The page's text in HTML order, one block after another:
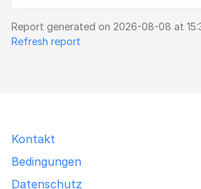
Report generated on 2026-08-08 at
Refresh report
Kontakt
Bedingungen
Datenschutz